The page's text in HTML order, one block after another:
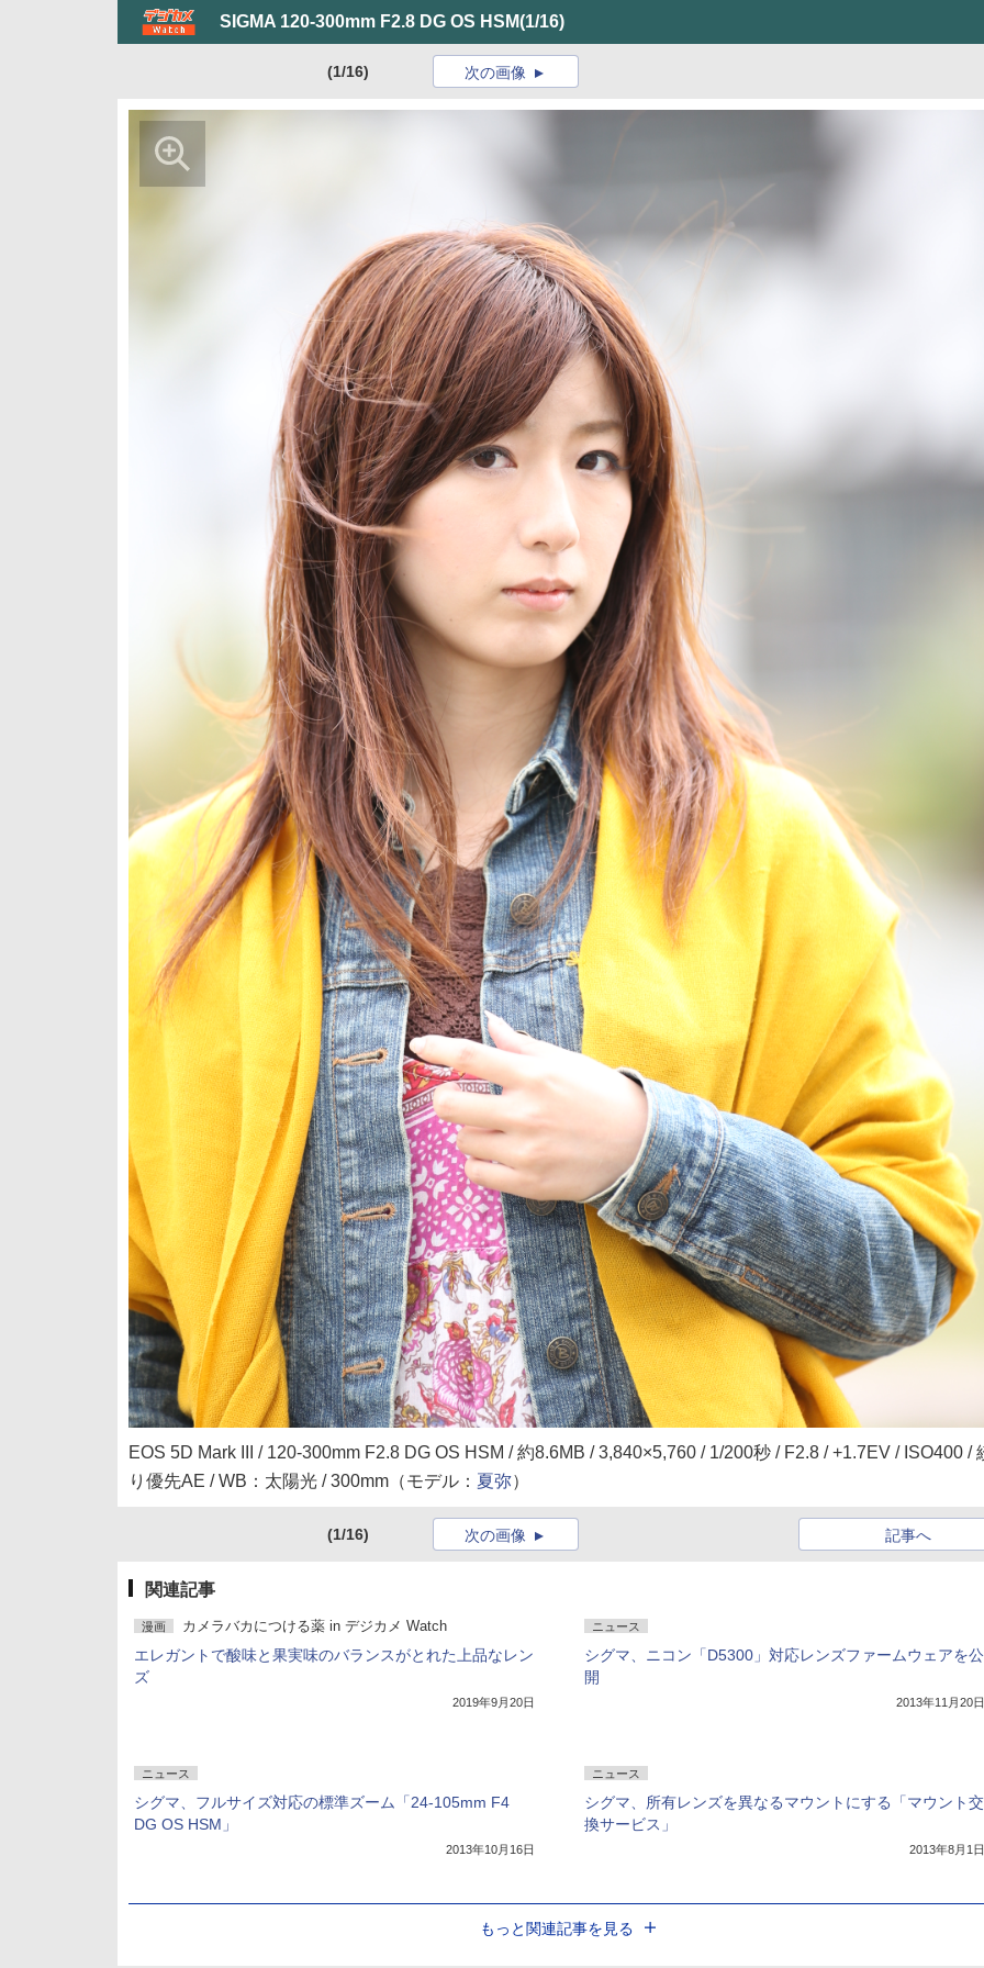
SIGMA 120-300mm F2.8 DG OS HSM(1/16)
(1/16) 次の画像
EOS 5D Mark III / 120-300mm F2.8 DG OS HSM / 約8.6MB / 3,840×5,760 / 1/200秒 / F2.8 / +1.7EV / ISO400 /
り優先AE / WB：太陽光 / 300mm（モデル： 夏弥）
(1/16) 記事へ
次の画像
関連記事
漫画 カメラバカにつける薬 in デジカメ Watch
エレガントで酸味と果実味のバランスがとれた上品なレン
ズ
2019年9月20日
ニュース
シグマ、ニコン「D5300」対応レンズファームウェアを公
開
2013年11月20日
ニュース
シグマ、フルサイズ対応の標準ズーム「24-105mm F4
DG OS HSM」
2013年10月16日
ニュース
シグマ、所有レンズを異なるマウントにする「マウント交
換サービス」
2013年8月1日
もっと関連記事を見る